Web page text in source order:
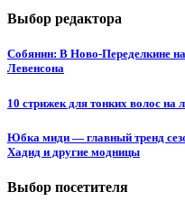
Выбор редактора
Собянин: В Ново-Переделкине
Левенсона
10 стрижек для тонких волос на
Юбка миди — главный тренд
Хадид и другие модницы
Выбор посетителя